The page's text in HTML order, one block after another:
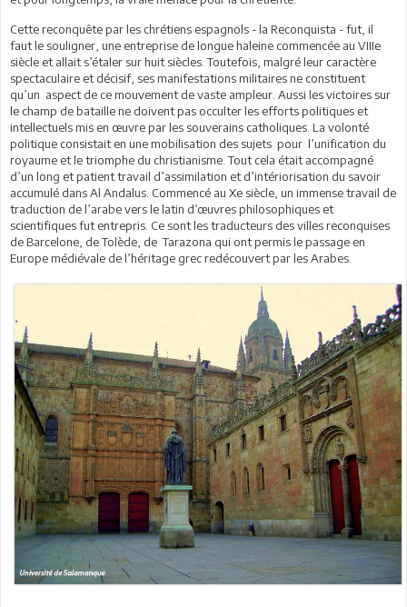
Cette reconquête par les chrétiens espagnols - la Reconquista - fut, il
faut le souligner, une entreprise de longue haleine commencée au VIIIe
siècle et allait s’étaler sur huit siècles. Toutefois, malgré leur caractère
spectaculaire et décisif, ses manifestations militaires ne constituent
qu’un aspect de ce mouvement de vaste ampleur. Aussi les victoires sur
le champ de bataille ne doivent pas occulter les efforts politiques et
intellectuels mis en œuvre par les souverains catholiques. La volonté
politique consistait en une mobilisation des sujets pour l’unification du
royaume et le triomphe du christianisme. Tout cela était accompagné
d’un long et patient travail d’assimilation et d’intériorisation du savoir
accumulé dans Al Andalus. Commencé au Xe siècle, un immense travail de
traduction de l’arabe vers le latin d’œuvres philosophiques et
scientifiques fut entrepris. Ce sont les traducteurs des villes reconquises
de Barcelone, de Tolède, de Tarazona qui ont permis le passage en
Europe médiévale de l’héritage grec redécouvert par les Arabes.